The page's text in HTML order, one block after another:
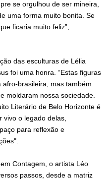
se orgulhou de ser mineira,
uma forma muito bonita. Se
ficaria muito feliz”,
das esculturas de Lélia
foi uma honra. “Estas figuras
brasileira, mas também
moldaram nossa sociedade.
Literário de Belo Horizonte é
vivo o legado delas,
para reflexão e
Contagem, o artista Léo
passos, desde a matriz